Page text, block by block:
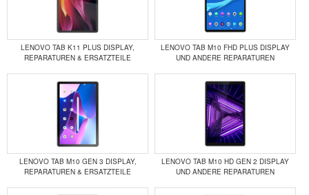
LENOVO TAB K11 PLUS DISPLAY,
REPARATUREN & ERSATZTEILE
LENOVO TAB M10 FHD PLUS DISPLAY
UND ANDERE REPARATUREN
LENOVO TAB M10 GEN 3 DISPLAY,
REPARATUREN & ERSATZTEILE
LENOVO TAB M10 HD GEN 2 DISPLAY
UND ANDERE REPARATUREN